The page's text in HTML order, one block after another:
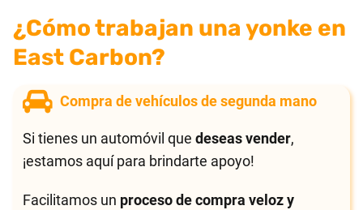
¿Cómo trabajan una yonke en
East Carbon?
Compra de vehículos de segunda mano
Si tienes un automóvil quedeseas vender,
¡estamos aquí para brindarte apoyo!
Facilitamos un proceso de compra veloz y